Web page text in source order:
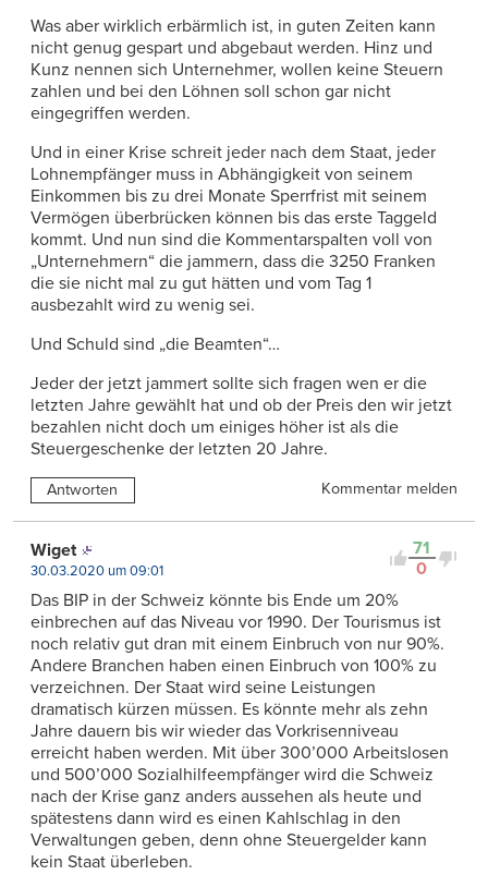
Was aber wirklich erbärmlich ist, in guten Zeiten kann
nicht genug gespart und abgebaut werden. Hinz und
Kunz nennen sich Unternehmer, wollen keine Steuern
zahlen und bei den Löhnen soll schon gar nicht
eingegriffen werden.
Und in einer Krise schreit jeder nach dem Staat, jeder
Lohnempfänger muss in Abhängigkeit von seinem
Einkommen bis zu drei Monate Sperrfrist mit seinem
Vermögen überbrücken können bis das erste Taggeld
kommt. Und nun sind die Kommentarspalten voll von
„Unternehmern“ die jammern, dass die 3250 Franken
die sie nicht mal zu gut hätten und vom Tag 1
ausbezahlt wird zu wenig sei.
Und Schuld sind „die Beamten“…
Jeder der jetzt jammert sollte sich fragen wen er die
letzten Jahre gewählt hat und ob der Preis den wir jetzt
bezahlen nicht doch um einiges höher ist als die
Steuergeschenke der letzten 20 Jahre.
Antworten Kommentar melden
71
0
Wiget
30.03.2020 um 09:01
Das BIP in der Schweiz könnte bis Ende um 20%
einbrechen auf das Niveau vor 1990. Der Tourismus ist
noch relativ gut dran mit einem Einbruch von nur 90%.
Andere Branchen haben einen Einbruch von 100% zu
verzeichnen. Der Staat wird seine Leistungen
dramatisch kürzen müssen. Es könnte mehr als zehn
Jahre dauern bis wir wieder das Vorkrisenniveau
erreicht haben werden. Mit über 300’000 Arbeitslosen
und 500’000 Sozialhilfeempfänger wird die Schweiz
nach der Krise ganz anders aussehen als heute und
spätestens dann wird es einen Kahlschlag in den
Verwaltungen geben, denn ohne Steuergelder kann
kein Staat überleben.